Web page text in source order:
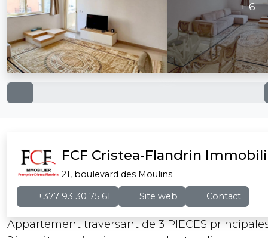
+ 6
FCF Cristea-Flandrin
21, boulevard des Moulins
+377 93 30 75 61 Site web Contact
Appartement traversant de 3 PIECES